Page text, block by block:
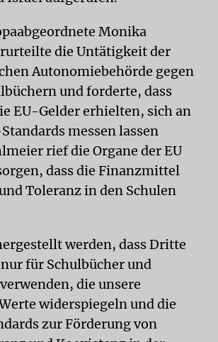
Monika
die Untätigkeit der
Autonomiebehörde gegen
und forderte, dass
EU-Gelder erhielten, sich an
messen lassen
rief die Organe der EU
dass die Finanzmittel
Toleranz in den Schulen
werden, dass Dritte
für Schulbücher und
die unsere
widerspiegeln und die
zur Förderung von